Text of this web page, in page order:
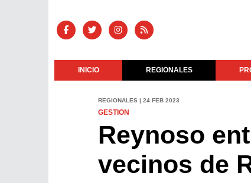
INICIO REGIONALES
REGIONALES | 24 FEB 2023
GESTION
Reynoso
vecinos de